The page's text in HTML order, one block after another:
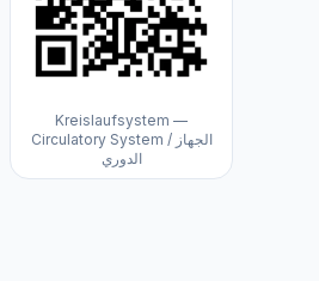
Kreislaufsystem —
Circulatory System / الجهاز
الدوري